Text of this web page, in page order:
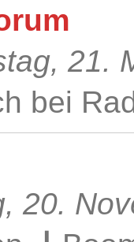
21.
bei
20.